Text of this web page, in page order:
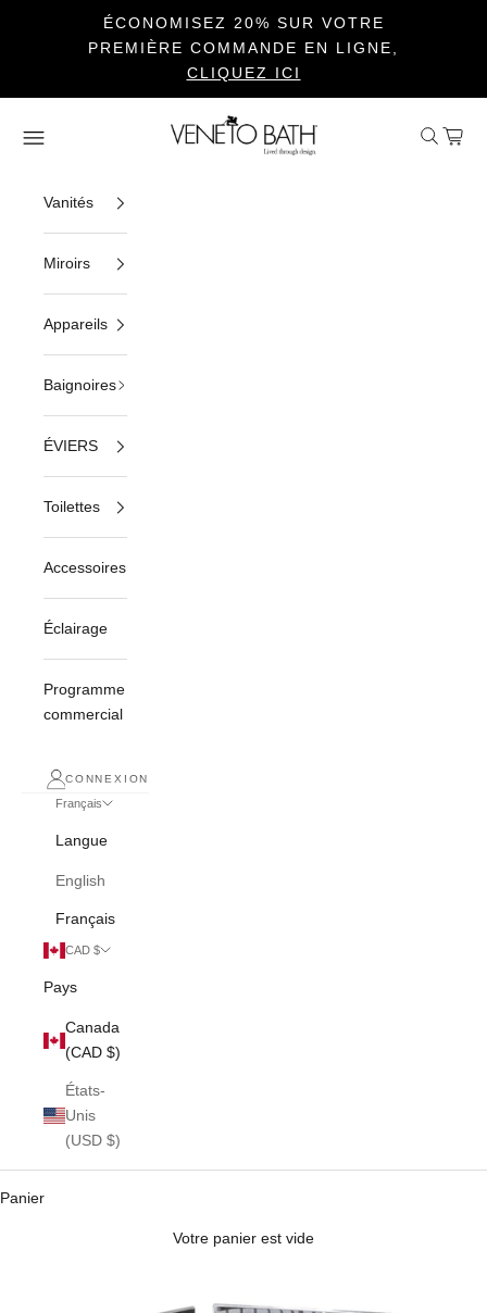
ÉCONOMISEZ 20% SUR VOTRE
PREMIÈRE COMMANDE EN LIGNE,
CLIQUEZ ICI
Veneto Bath
Ouvrir la navigation Ouvrir la
Voir
Vanités
Miroirs
Appareils
Baignoires
ÉVIERS
Toilettes
Accessoires
Éclairage
Programme
commercial
CONNEXION
CAD $
Pays
Canada
(CAD $)
États-
Unis
(USD $)
Français
Langue
English
Français
Panier
Votre panier est vide